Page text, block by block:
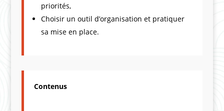
priorités,
Choisir un outil d’organisation et pratiquer
sa mise en place.
Contenus